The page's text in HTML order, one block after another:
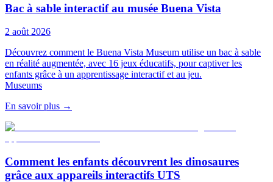
Bac à sable interactif au musée Buena Vista
2 août 2026
Découvrez comment le Buena Vista Museum utilise un bac à sable
en réalité augmentée, avec 16 jeux éducatifs, pour captiver les
enfants grâce à un apprentissage interactif et au jeu.
Museums
En savoir plus →
Comment les enfants découvrent les dinosaures
grâce aux appareils interactifs UTS